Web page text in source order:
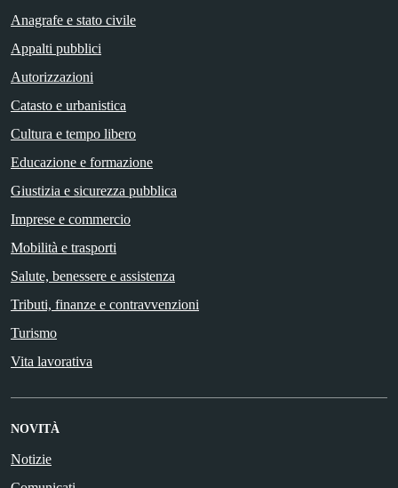
Anagrafe e stato civile
Appalti pubblici
Autorizzazioni
Catasto e urbanistica
Cultura e tempo libero
Educazione e formazione
Giustizia e sicurezza pubblica
Imprese e commercio
Mobilità e trasporti
Salute, benessere e assistenza
Tributi, finanze e contravvenzioni
Turismo
Vita lavorativa
NOVITÀ
Notizie